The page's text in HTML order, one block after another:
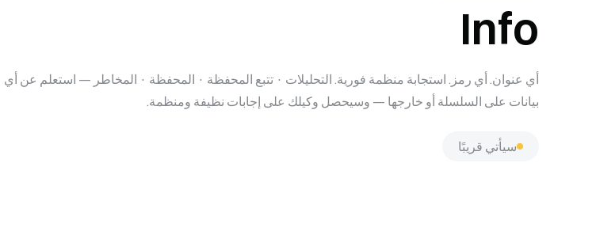
Info
أي عنوان. أي رمز. استجابة منظمة فورية. التحليلات · تتبع المحفظة · المحفظة · المخاطر — استعلم عن أي
بيانات على السلسلة أو خارجها — وسيحصل وكيلك على إجابات نظيفة ومنظمة.
سيأتي قريبًا